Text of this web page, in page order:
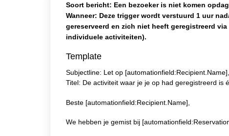
Soort bericht: Een bezoeker is niet komen
Wanneer: Deze trigger wordt verstuurd 1 uur
gereserveerd en zich niet heeft geregistreerd
individuele activiteiten).
Template
Subjectline: Let op
Titel: De activiteit waar je je op had geregistreerd is
Beste [automationfield:Recipient.Name],
We hebben je gemist bij